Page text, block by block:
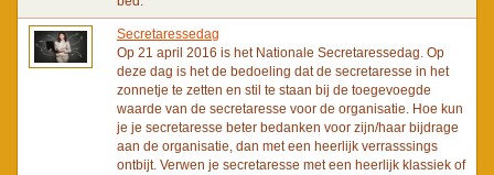
Secretaressedag
Op 21 april 2016 is het Nationale Secretaressedag. Op
deze dag is het de bedoeling dat de secretaresse in het
zonnetje te zetten en stil te staan bij de toegevoegde
waarde van de secretaresse voor de organisatie. Hoe kun
je je secretaresse beter bedanken voor zijn/haar bijdrage
aan de organisatie, dan met een heerlijk verrasssings
ontbijt. Verwen je secretaresse met een heerlijk klassiek of